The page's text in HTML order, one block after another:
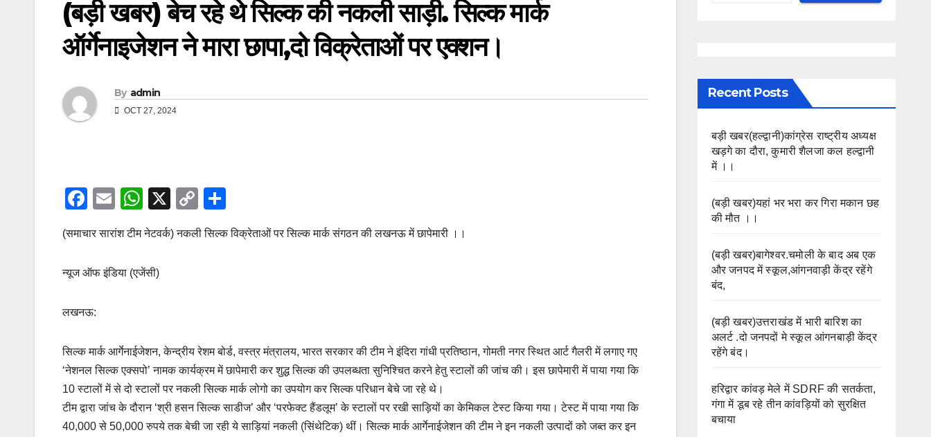
(बड़ी खबर) बेच रहे थे सिल्क की नकली साड़ी. सिल्क मार्क
ऑर्गेनाइजेशन ने मारा छापा,दो विक्रेताओं पर एक्शन।
By admin
OCT 27, 2024
F
c
e
o
k
E
ail
W
h
at
s
A
X
C
p
ar
(समाचार सारांश टीम नेटवर्क) नकली सिल्क विक्रेताओं पर सिल्क मार्क संगठन की लखनऊ में छापेमारी ।।
न्यूज ऑफ इंडिया (एजेंसी)
लखनऊ:
सिल्क मार्क आर्गेनाईजेशन, केन्द्रीय रेशम बोर्ड, वस्त्र मंत्रालय, भारत सरकार की टीम ने इंदिरा गांधी प्रतिष्ठान, गोमती नगर स्थित आर्ट गैलरी में लगाए गए
‘नेशनल सिल्क एक्सपो’ नामक कार्यक्रम में छापेमारी कर शुद्ध सिल्क की उपलब्धता सुनिश्चित करने हेतु स्टालों की जांच की। इस छापेमारी में पाया गया कि
10 स्टालों में से दो स्टालों पर नकली सिल्क मार्क लोगो का उपयोग कर सिल्क परिधान बेचे जा रहे थे।
टीम द्वारा जांच के दौरान ‘श्री हसन सिल्क साडीज’ और ‘परफेक्ट हैंडलूम’ के स्टालों पर रखी साड़ियों का केमिकल टेस्ट किया गया। टेस्ट में पाया गया कि
40,000 से 50,000 रुपये तक बेची जा रही ये साड़ियां नकली (सिंथेटिक) थीं। सिल्क मार्क आर्गेनाईजेशन की टीम ने इन नकली उत्पादों को जब्त कर इन
Recent Posts
बड़ी खबर(हल्द्वानी)कांग्रेस राष्ट्रीय अध्यक्ष
खड़गे का दौरा, कुमारी शैलजा कल हल्द्वानी
में ।।
(बड़ी खबर)यहां भर भरा कर गिरा मकान छह
की मौत ।।
(बड़ी खबर)बागेश्वर.चमोली के बाद अब एक
और जनपद में स्कूल,आंगनवाड़ी केंद्र रहेंगे
बंद,
(बड़ी खबर)उत्तराखंड में भारी बारिश का
अलर्ट .दो जनपदों मे स्कूल आंगनबाड़ी केंद्र
रहेंगे बंद।
हरिद्वार कांवड़ मेले में SDRF की सतर्कता,
गंगा में डूब रहे तीन कांवड़ियों को सुरक्षित
बचाया